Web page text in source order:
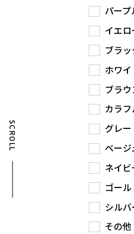
SCROLL
パー
イエ
ブラ
ホワ
ブラ
カラ
グレ
ベー
ネイ
ゴー
シル
その他